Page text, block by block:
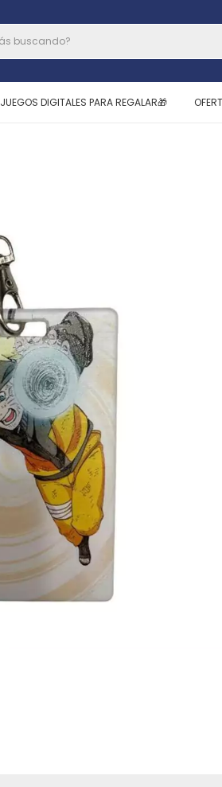
JUEGOS DIGITALES PARA REGALAR🎁